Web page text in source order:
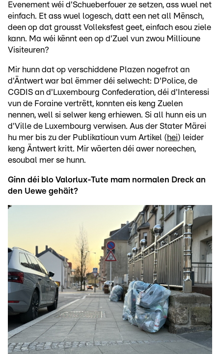
Evenement wéi d'Schueberfouer ze setzen, ass wuel net
einfach. Et ass wuel logesch, datt een net all Mënsch,
deen op dat grousst Volleksfest geet, einfach esou ziele
kann. Ma wéi kënnt een op d'Zuel vun zwou Millioune
Visiteuren?
Mir hunn dat op verschiddene Plazen nogefrot an
d'Äntwert war bal ëmmer déi selwecht: D'Police, de
CGDIS an d'Luxembourg Confederation, déi d'Interessi
vun de Foraine vertrëtt, konnten eis keng Zuelen
nennen, well si selwer keng erhiewen. Si all hunn eis un
d'Ville de Luxembourg verwisen. Aus der Stater Märei
hu mer bis zu der Publikatioun vum Artikel (hei) leider
keng Äntwert kritt. Mir wäerten déi awer noreechen,
esoubal mer se hunn.
Ginn déi blo Valorlux-Tute mam normalen Dreck an
den Uewe gehäit?